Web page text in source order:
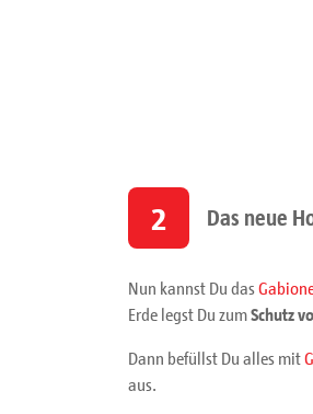
2 Das neue
Nun kannst Du das
Erde legst Du zumSchutz
Dann befüllst Du alles mit
aus.